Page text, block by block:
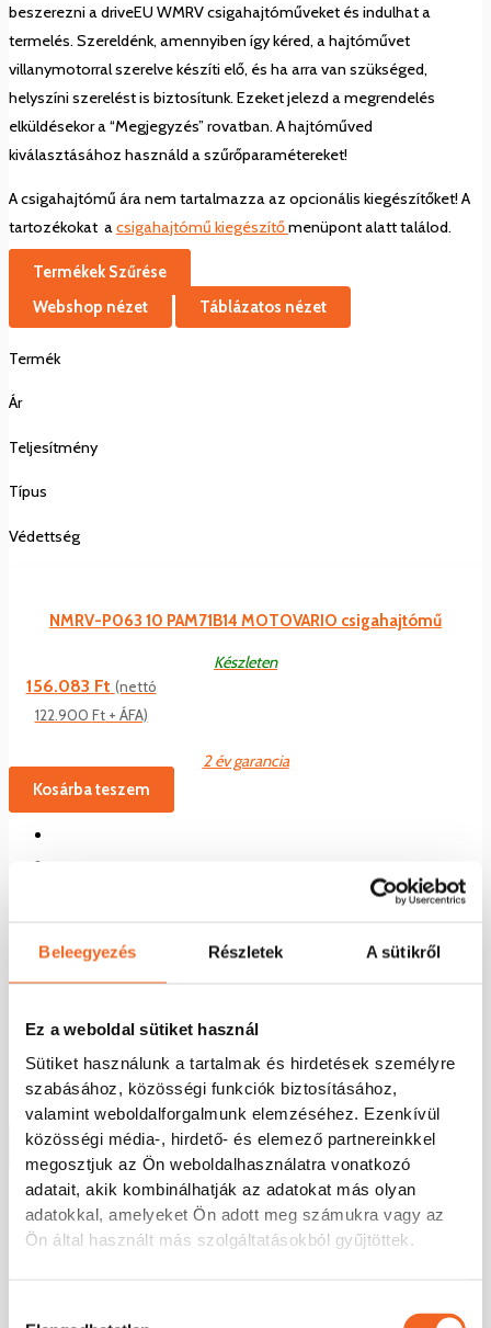
Beleegyezés Részletek A sütikről
Ez a weboldal sütiket használ
Sütiket használunk a tartalmak és hirdetések személyre
szabásához, közösségi funkciók biztosításához,
valamint weboldalforgalmunk elemzéséhez. Ezenkívül
közösségi média-, hirdető- és elemező partnereinkkel
megosztjuk az Ön weboldalhasználatra vonatkozó
adatait, akik kombinálhatják az adatokat más olyan
adatokkal, amelyeket Ön adott meg számukra vagy az
Ön által használt más szolgáltatásokból gyűjtöttek.
beszerezni a driveEU WMRV csigahajtóműveket és indulhat a
termelés. Szereldénk, amennyiben így kéred, a hajtóművet
villanymotorral szerelve készíti elő, és ha arra van szükséged,
helyszíni szerelést is biztosítunk. Ezeket jelezd a megrendelés
elküldésekor a “Megjegyzés” rovatban. A hajtóműved
kiválasztásához használd a szűrőparamétereket!
A csigahajtómű ára nem tartalmazza az opcionális kiegészítőket! A
tartozékokat acsigahajtómű kiegészítőmenüpont alatt találod.
Termékek Szűrése
Webshop nézet
Táblázatos nézet
Termék
Ár
Teljesítmény
Típus
Védettség
NMRV-P063 10 PAM71B14 MOTOVARIO csigahajtómű
Készleten
156.083 Ft (nettó
122.900 Ft+ ÁFA)
2 év garancia
Kosárba teszem
NMRV-P063 10 PAM71B5 MOTOVARIO csigahajtómű
Készleten
156.083Ft
122.900Ft+ ÁFA)
2 év garancia
Kosárba teszem